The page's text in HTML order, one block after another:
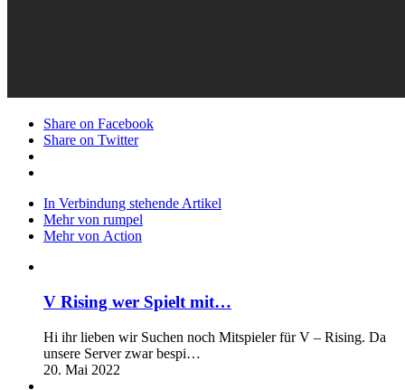
Share on Facebook
Share on Twitter
In Verbindung stehende Artikel
Mehr von rumpel
Mehr von Action
V Rising wer Spielt mit…
Hi ihr lieben wir Suchen noch Mitspieler für V – Rising. Da
unsere Server zwar bespi…
20. Mai 2022